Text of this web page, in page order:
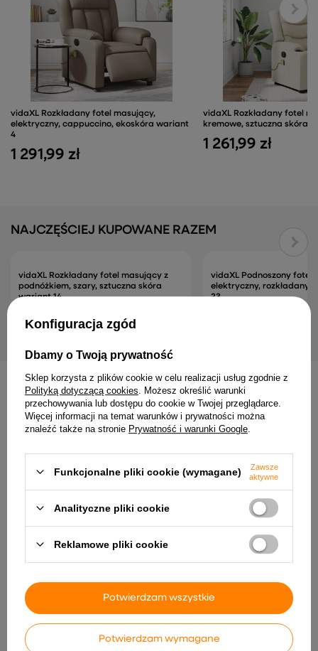
vidaXL Rozkładany fotel masujący,
elektryczny, cappuccino, ekoskóra wariant
4
1 291,99 zł
vidaXL Rozkładany fotel
kremowe, sztuczna skóra
1 261,99 zł
NAJCZĘŚCIEJ KUPOWANE RAZEM
vidaXL Rozkładany fotel masujący z
podnóżkiem, szary, sztuczna skóra
wariant 14
800,99 zł
vidaXL Podnoszony fotel
elektryczny, rozkładany,
23
INNE PRODUKTY PRODUCENTA
952,99 zł 1 012,99 zł
Konfiguracja zgód
Dbamy o Twoją prywatność
Sklep korzysta z plików cookie w celu realizacji usług zgodnie z
Polityką dotyczącą cookies . Możesz określić warunki
przechowywania lub dostępu do cookie w Twojej przeglądarce.
Więcej informacji na temat warunków i prywatności można
znaleźć także na stronie Prywatność i warunki Google
Funkcjonalne pliki cookie (wymagane)
Zawsze
aktywne
Analityczne pliki cookie
Reklamowe pliki cookie
Potwierdzam wymagane
Potwierdzam wszystkie